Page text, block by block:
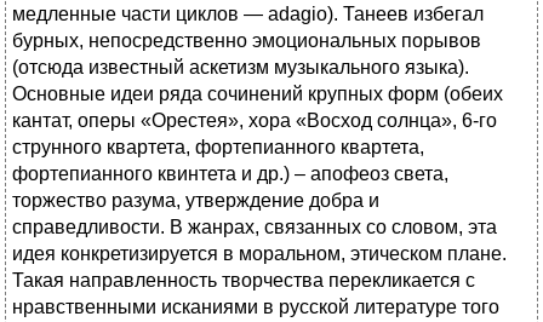
медленные части циклов — adagio). Танеев избегал
бурных, непосредственно эмоциональных порывов
(отсюда известный аскетизм музыкального языка).
Основные идеи ряда сочинений крупных форм (обеих
кантат, оперы «Орестея», хора «Восход солнца», 6-го
струнного квартета, фортепианного квартета,
фортепианного квинтета и др.) – апофеоз света,
торжество разума, утверждение добра и
справедливости. В жанрах, связанных со словом, эта
идея конкретизируется в моральном, этическом плане.
Такая направленность творчества перекликается с
нравственными исканиями в русской литературе того